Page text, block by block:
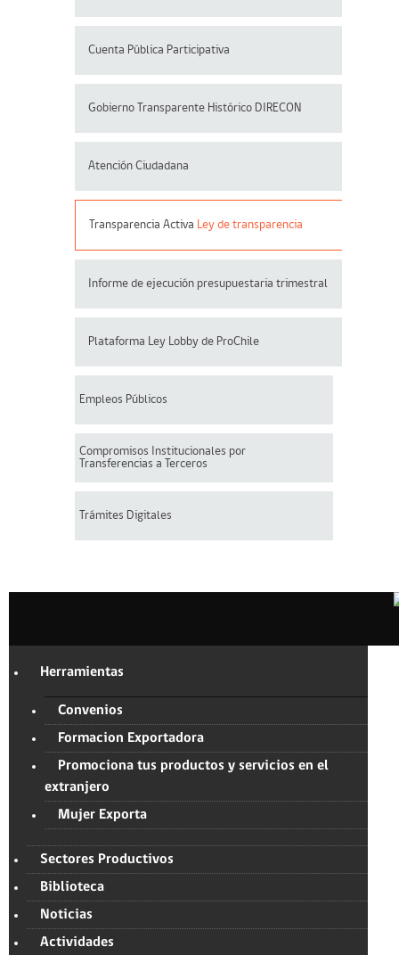
Cuenta Pública Participativa
Gobierno Transparente Histórico DIRECON
Atención Ciudadana
Transparencia Activa Ley de transparencia
Informe de ejecución presupuestaria trimestral
Plataforma Ley Lobby de ProChile
Empleos Públicos
Compromisos Institucionales por
Transferencias a Terceros
Trámites Digitales
Herramientas
Convenios
Formacion Exportadora
Promociona tus productos y servicios en el
extranjero
Mujer Exporta
Sectores Productivos
Biblioteca
Noticias
Actividades